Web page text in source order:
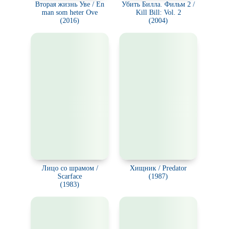
Вторая жизнь Уве / En
man som heter Ove
(2016)
Убить Билла. Фильм 2 /
Kill Bill: Vol. 2
(2004)
Лицо со шрамом /
Scarface
(1983)
Хищник / Predator
(1987)